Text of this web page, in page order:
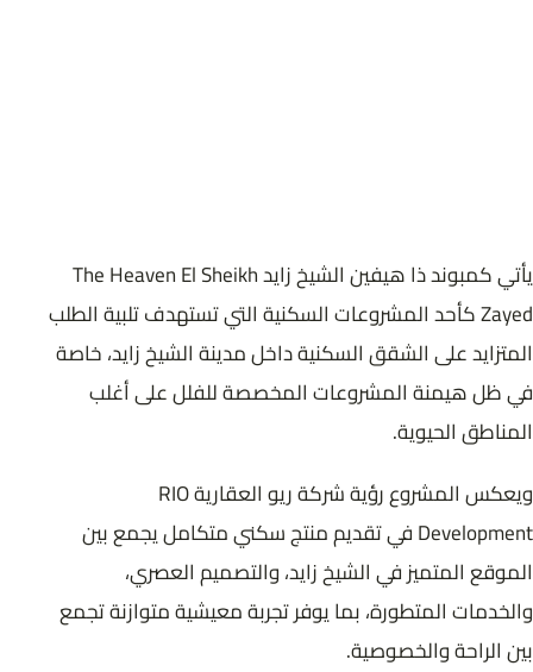
يأتي كمبوند ذا هيفين الشيخ زايد The Heaven El Sheikh
Zayed كأحد المشروعات السكنية التي تستهدف تلبية الطلب
المتزايد على الشقق السكنية داخل مدينة الشيخ زايد، خاصة
في ظل هيمنة المشروعات المخصصة للفلل على أغلب
المناطق الحيوية.
ويعكس المشروع رؤية شركة ريو العقارية RIO
Development في تقديم منتج سكني متكامل يجمع بين
الموقع المتميز في الشيخ زايد، والتصميم العصري،
والخدمات المتطورة، بما يوفر تجربة معيشية متوازنة تجمع
بين الراحة والخصوصية.